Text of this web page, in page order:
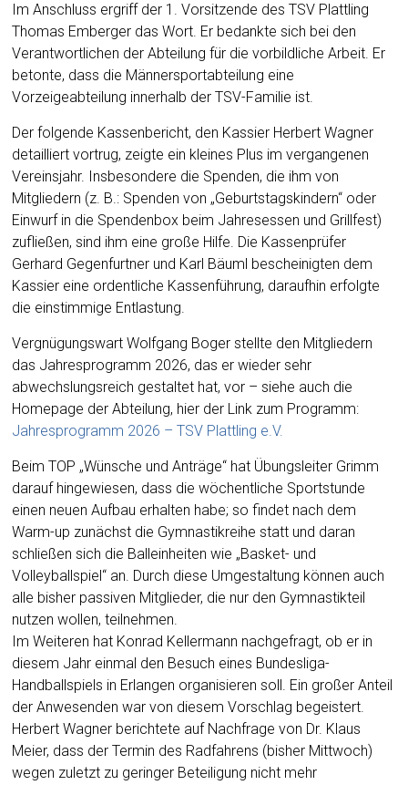
Im Anschluss ergriff der 1. Vorsitzende des TSV Plattling
Thomas Emberger das Wort. Er bedankte sich bei den
Verantwortlichen der Abteilung für die vorbildliche Arbeit. Er
betonte, dass die Männersportabteilung eine
Vorzeigeabteilung innerhalb der TSV-Familie ist.
Der folgende Kassenbericht, den Kassier Herbert Wagner
detailliert vortrug, zeigte ein kleines Plus im vergangenen
Vereinsjahr. Insbesondere die Spenden, die ihm von
Mitgliedern (z. B.: Spenden von „Geburtstagskindern“ oder
Einwurf in die Spendenbox beim Jahresessen und Grillfest)
zufließen, sind ihm eine große Hilfe. Die Kassenprüfer
Gerhard Gegenfurtner und Karl Bäuml bescheinigten dem
Kassier eine ordentliche Kassenführung, daraufhin erfolgte
die einstimmige Entlastung.
Vergnügungswart Wolfgang Boger stellte den Mitgliedern
das Jahresprogramm 2026, das er wieder sehr
abwechslungsreich gestaltet hat, vor – siehe auch die
Homepage der Abteilung, hier der Link zum Programm:
Jahresprogramm 2026 – TSV Plattling e.V.
Beim TOP „Wünsche und Anträge“ hat Übungsleiter Grimm
darauf hingewiesen, dass die wöchentliche Sportstunde
einen neuen Aufbau erhalten habe; so findet nach dem
Warm-up zunächst die Gymnastikreihe statt und daran
schließen sich die Balleinheiten wie „Basket- und
Volleyballspiel“ an. Durch diese Umgestaltung können auch
alle bisher passiven Mitglieder, die nur den Gymnastikteil
nutzen wollen, teilnehmen.
Im Weiteren hat Konrad Kellermann nachgefragt, ob er in
diesem Jahr einmal den Besuch eines Bundesliga-
Handballspiels in Erlangen organisieren soll. Ein großer Anteil
der Anwesenden war von diesem Vorschlag begeistert.
Herbert Wagner berichtete auf Nachfrage von Dr. Klaus
Meier, dass der Termin des Radfahrens (bisher Mittwoch)
wegen zuletzt zu geringer Beteiligung nicht mehr